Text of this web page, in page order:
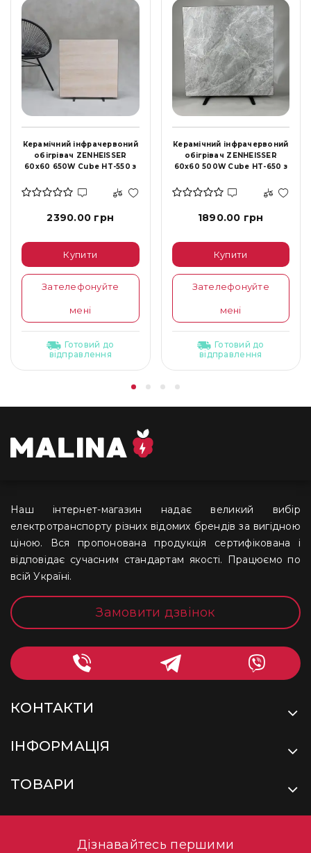
Керамічний інфрачервоний
обігрівач ZENHEISSER
60х60 650W Cube HT-550 з
бежевий глянець
2390.00 грн
Купити
Зателефонуйте
мені
Готовий до
відправлення
Керамічний інфрачервоний
обігрівач ZENHEISSER
60х60 500W Cube HT-650 з
1890.00 грн
Купити
Зателефонуйте
мені
Готовий до
відправлення
Наш інтернет-магазин надає великий вибір
електротранспорту різних відомих брендів за вигідною
ціною. Вся пропонована продукція сертифікована і
відповідає сучасним стандартам якості. Працюємо по
всій Україні.
Замовити дзвінок
КОНТАКТИ
ІНФОРМАЦІЯ
ТОВАРИ
Дізнавайтесь першими